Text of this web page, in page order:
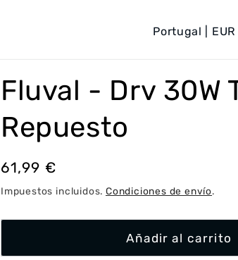
P
s
i
ó
n
Fluval - Drv 30W
Repuesto
Precio
habitual
61,99 €
Impuestos incluidos. Condiciones de envío.
Añadir al carrito